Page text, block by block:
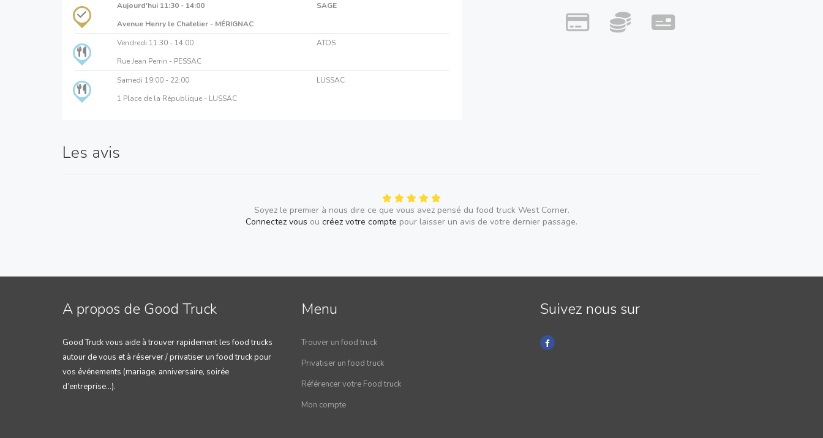
Aujourd'hui 11:30 - 14:00
SAGE
Avenue Henry le Chatelier - MÉRIGNAC
Vendredi 11:30 - 14:00
ATOS
Rue Jean Perrin - PESSAC
Samedi 19:00 - 22:00
LUSSAC
1 Place de la République - LUSSAC
Les avis
Soyez le premier à nous dire ce que vous avez pensé du food truck West Corner.
Connectez vous ou créez votre compte pour laisser un avis de votre dernier passage.
A propos de Good Truck
Good Truck vous aide à trouver rapidement les food trucks
autour de vous et à réserver / privatiser un food truck pour
vos événements (mariage, anniversaire, soirée
d’entreprise…).
Menu
Trouver un food truck
Privatiser un food truck
Référencer votre Food truck
Mon compte
Suivez nous sur